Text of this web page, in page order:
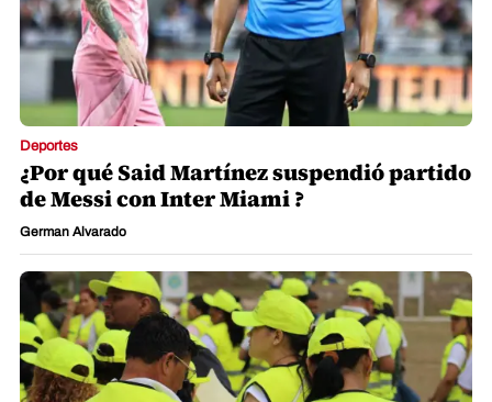
Deportes
¿Por qué Said Martínez suspendió partido
de Messi con Inter Miami ?
German Alvarado